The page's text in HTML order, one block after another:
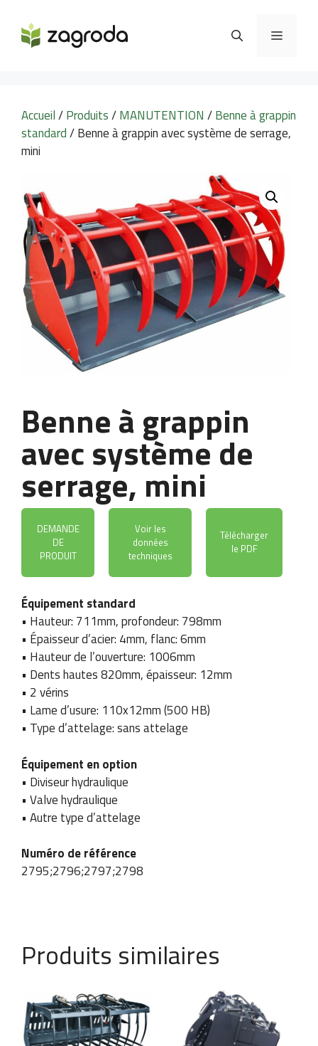
contenu
MENU
Accueil/Produits/MANUTENTION /Benne à grappin
standard/ Benne à grappin avec système de serrage,
mini
Benne à grappin
avec système de
serrage, mini
DEMANDE
DE
PRODUIT
Voir les
données
techniques
Télécharger
le PDF
prénom*
Contenu du message
Équipement standard
• Hauteur: 711mm, profondeur: 798mm
• Épaisseur d’acier: 4mm, flanc: 6mm
• Hauteur de l’ouverture: 1006mm
• Dents hautes 820mm, épaisseur: 12mm
• 2 vérins
• Lame d’usure: 110x12mm (500 HB)
• Type d’attelage: sans attelage
Équipement en option
• Diviseur hydraulique
• Valve hydraulique
• Autre type d’attelage
Numéro de référence
2795;2796;2797;2798
Produits similaires